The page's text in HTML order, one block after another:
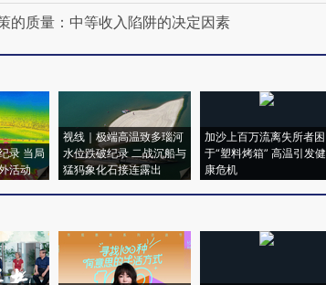
的质量：中等收入陷阱的决定因素
录 当局
活动
视线｜极端高温致多瑙河
水位跌破纪录 二战沉船与
猛犸象化石接连露出
加沙上百万流离失所者困
于“塑料烤箱” 高温引发健
康危机